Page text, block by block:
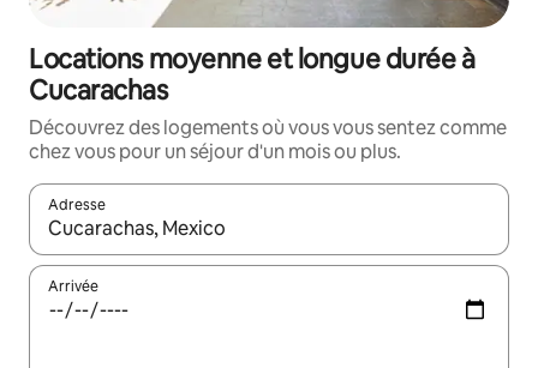
Locations moyenne et longue durée à
Cucarachas
Découvrez des logements où vous vous sentez comme
chez vous pour un séjour d'un mois ou plus.
Adresse
Lorsque les résultats s'affichent, utilisez les flèches vers le
Arrivée